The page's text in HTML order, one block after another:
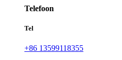
Telefoon
Tel
+86 13599118355